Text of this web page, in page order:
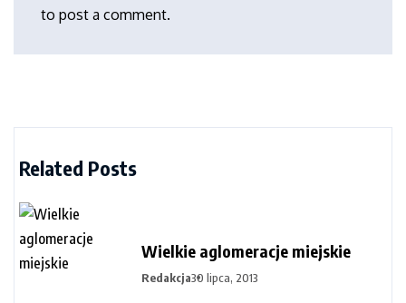
to post a comment.
Related Posts
Wielkie aglomeracje miejskie
Redakcja30 lipca, 2013